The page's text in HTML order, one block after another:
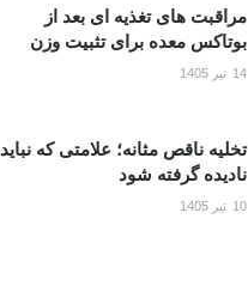
مراقبت های تغذیه ای بعد از
بوتاکس معده برای تثبیت وزن
14 تیر 1405
تخلیه ناقص مثانه؛ علامتی که نباید
نادیده گرفته شود
10 تیر 1405